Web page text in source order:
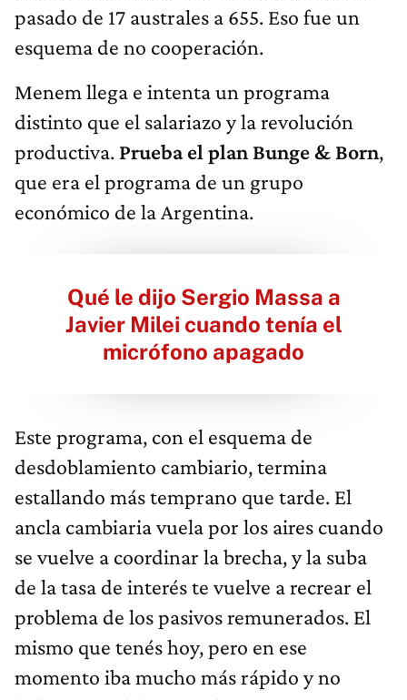
pasado de 17 australes a 655. Eso fue un
esquema de no cooperación.
Menem llega e intenta un programa
distinto que el salariazo y la revolución
productiva. Prueba el plan Bunge & Born,
que era el programa de un grupo
económico de la Argentina.
Qué le dijo Sergio Massa a
Javier Milei cuando tenía el
micrófono apagado
Este programa, con el esquema de
desdoblamiento cambiario, termina
estallando más temprano que tarde. El
ancla cambiaria vuela por los aires cuando
se vuelve a coordinar la brecha, y la suba
de la tasa de interés te vuelve a recrear el
problema de los pasivos remunerados. El
mismo que tenés hoy, pero en ese
momento iba mucho más rápido y no